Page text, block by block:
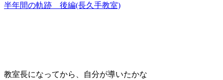
半年間の軌跡 後編(長久手教室)
教室長になってから、自分が導いたかな